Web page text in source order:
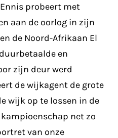
probeert met
aan de oorlog in zijn
de Noord-Afrikaan El
en
zijn deur werd
de wijkagent de grote
wijk op te lossen in de
net zo
van onze